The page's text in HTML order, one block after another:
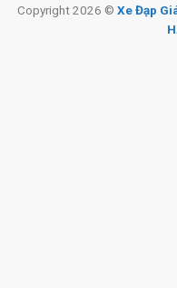
Copyright 2026 © Xe Đạp